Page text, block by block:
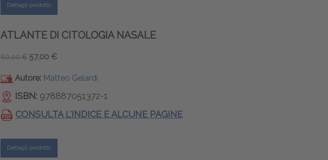
Dettagli prodotto
ATLANTE DI CITOLOGIA NASALE
60,00 € 57,00 €
Autore: Matteo Gelardi
ISBN: 978887051372-1
CONSULTA L'INDICE E ALCUNE PAGINE
Dettagli prodotto